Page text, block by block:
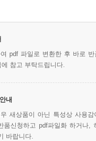
pdf 파일로 변환한 후 바로
참고 부탁드립니다.
내
새상품이 아닌 특성상 사용
품신청하고 pdf파일화 하거나
바랍니다.